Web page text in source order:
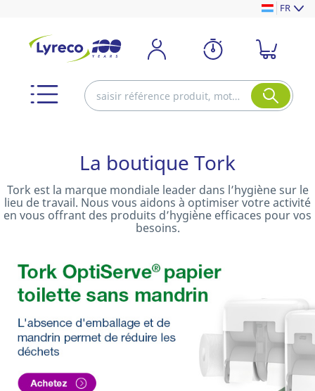
FR
La boutique Tork
Tork est la marque mondiale leader dans l’hygiène sur le
lieu de travail. Nous vous aidons à optimiser votre activité
en vous offrant des produits d’hygiène efficaces pour vos
besoins.